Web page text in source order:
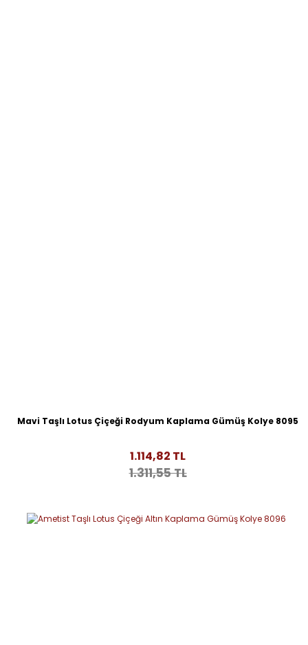
Mavi Taşlı Lotus Çiçeği Rodyum Kaplama Gümüş Kolye 8095
1.114,82 TL
1.311,55 TL